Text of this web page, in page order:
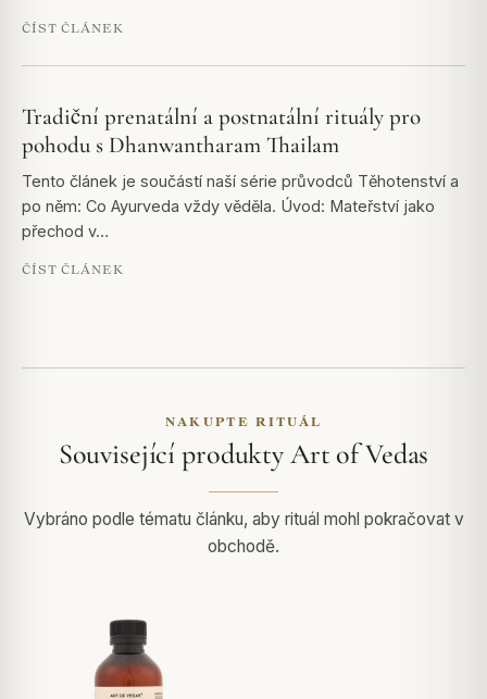
ČÍST ČLÁNEK
Tradiční prenatální a postnatální rituály pro
pohodu s Dhanwantharam Thailam
Tento článek je součástí naší série průvodců Těhotenství a
po něm: Co Ayurveda vždy věděla. Úvod: Mateřství jako
přechod v…
ČÍST ČLÁNEK
NAKUPTE RITUÁL
Související produkty Art of Vedas
Vybráno podle tématu článku, aby rituál mohl pokračovat v
obchodě.